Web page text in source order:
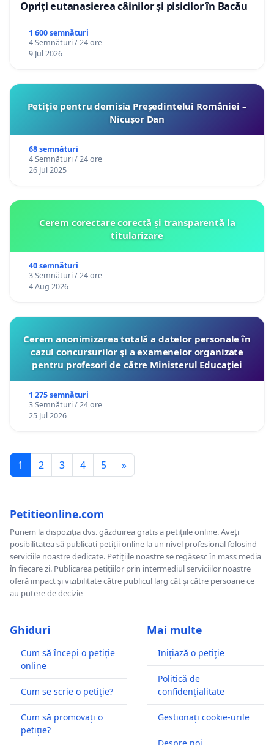
Opriți eutanasierea câinilor și pisicilor în Bacău
1 600 semnături
4 Semnături / 24 ore
9 Jul 2026
Petiție pentru demisia Președintelui României –
Nicușor Dan
68 semnături
4 Semnături / 24 ore
26 Jul 2025
Cerem corectare corectă și transparentă la
titularizare
40 semnături
3 Semnături / 24 ore
4 Aug 2026
Cerem anonimizarea totală a datelor personale în
cazul concursurilor şi a examenelor organizate
pentru profesori de către Ministerul Educaţiei
1 275 semnături
3 Semnături / 24 ore
25 Jul 2026
1 2 3 4 5 »
Petitieonline.com
Punem la dispoziția dvs. găzduirea gratis a petițiile online. Aveți
posibilitatea să publicați petiții online la un nivel profesional folosind
serviciile noastre dedicate. Petițiile noastre se regăsesc în mass media
în fiecare zi. Publicarea petițiilor prin intermediul serviciilor noastre
oferă impact și vizibilitate către publicul larg cât și către persoane ce
au putere de decizie
Ghiduri
Cum să începi o petiție
online
Cum se scrie o petiție?
Cum să promovați o
petiție?
Mai multe
Inițiază o petiție
Politică de
confidențialitate
Gestionați cookie-urile
Despre noi